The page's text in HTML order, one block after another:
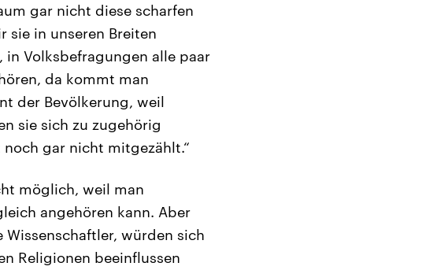
gar nicht diese scharfen
sie in unseren Breiten
Volksbefragungen alle paar
da kommt man
der Bevölkerung, weil
sie sich zu zugehörig
gar nicht mitgezählt.“
möglich, weil man
angehören kann. Aber
würden sich
Religionen beeinflussen